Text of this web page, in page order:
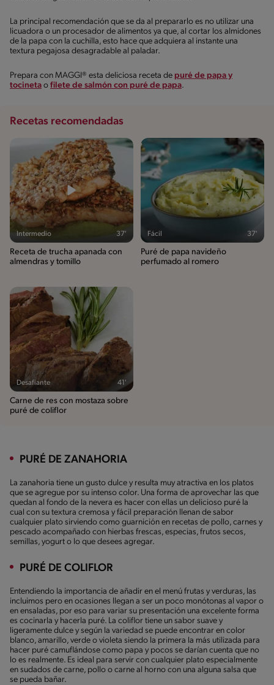
La principal recomendación que se da al prepararlo es no utilizar una
licuadora o un procesador de alimentos ya que, al cortar los almidones
de la papa con la cuchilla, esto hace que adquiera al instante una
textura pegajosa desagradable al paladar.
Prepara con MAGGI® esta deliciosa receta de puré de papa y
tocineta o filete de salmón con puré de papa.
Recetas recomendadas
Intermedio 37'
Receta de trucha apanada con
almendras y tomillo
Fácil 37'
Puré de papa navideño
perfumado al romero
Desafiante 41'
Carne de res con mostaza sobre
puré de coliflor
PURÉ DE ZANAHORIA
La zanahoria tiene un gusto dulce y resulta muy atractiva en los platos
que se agregue por su intenso color. Una forma de aprovechar las que
quedan al fondo de la nevera es hacer con ellas un delicioso puré la
cual con su textura cremosa y fácil preparación llenan de sabor
cualquier plato sirviendo como guarnición en recetas de pollo, carnes y
pescado acompañado con hierbas frescas, especias, frutos secos,
semillas, yogurt o lo que desees agregar.
PURÉ DE COLIFLOR
Entendiendo la importancia de añadir en el menú frutas y verduras, las
incluimos pero en ocasiones llegan a ser un poco monótonas al vapor o
en ensaladas, por eso para variar su presentación una excelente forma
es cocinarla y hacerla puré. La coliflor tiene un sabor suave y
ligeramente dulce y según la variedad se puede encontrar en color
blanco, amarillo, verde o violeta siendo la primera la más utilizada para
hacer puré camuflándose como papa y pocos se darían cuenta que no
lo es realmente. Es ideal para servir con cualquier plato especialmente
en sudados de carne, pollo o carne al horno con una alguna salsa que
se pueda bañar.